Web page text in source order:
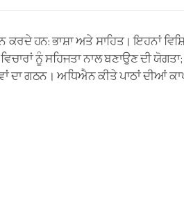
ਕਰਦੇ ਹਨ: ਭਾਸ਼ਾ ਅਤੇ ਸਾਹਿਤ। ਇਹਨਾਂ
ਨੂੰ ਸਹਿਜਤਾ ਨਾਲ ਬਣਾਉਣ ਦੀ ਯੋਗਤਾ;
ਦਾ ਗਠਨ। ਅਧਿਐਨ ਕੀਤੇ ਪਾਠਾਂ ਦੀਆਂ